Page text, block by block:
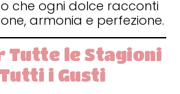
che ogni dolce racconti
armonia e perfezione.
Tutte le Stagioni
i Gusti